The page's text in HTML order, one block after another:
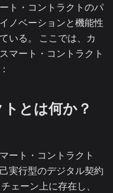
ト・コントラクトのパ
ノベーションと機能性
いる。 ここでは、カ
マート・コントラクト
とは何か？
ート・コントラクト
実行型のデジタル契約
ェーン上に存在し、